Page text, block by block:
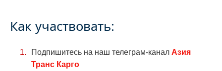
Как участвовать:
Подпишитесь на наш телеграм-канал Азия
Транс Карго